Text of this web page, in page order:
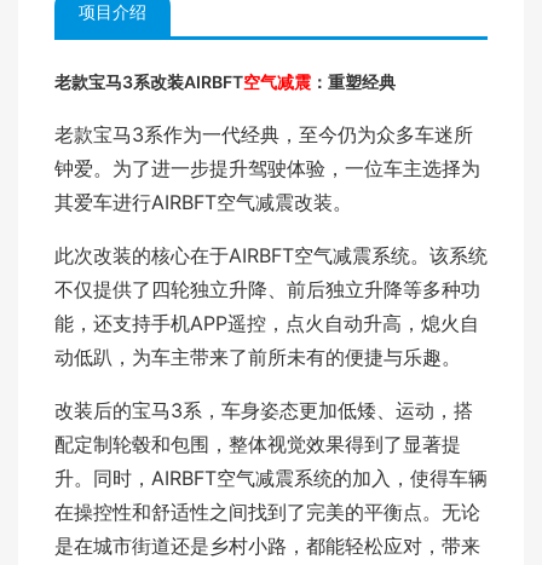
项目介绍
老款宝马3系改装AIRBFT空气减震 ：重塑经典
老款宝马3系作为一代经典，至今仍为众多车迷所
钟爱。为了进一步提升驾驶体验，一位车主选择为
其爱车进行AIRBFT空气减震改装。
此次改装的核心在于AIRBFT空气减震系统。该系统
不仅提供了四轮独立升降、前后独立升降等多种功
能，还支持手机APP遥控，点火自动升高，熄火自
动低趴，为车主带来了前所未有的便捷与乐趣。
改装后的宝马3系，车身姿态更加低矮、运动，搭
配定制轮毂和包围，整体视觉效果得到了显著提
升。同时，AIRBFT空气减震系统的加入，使得车辆
在操控性和舒适性之间找到了完美的平衡点。无论
是在城市街道还是乡村小路，都能轻松应对，带来